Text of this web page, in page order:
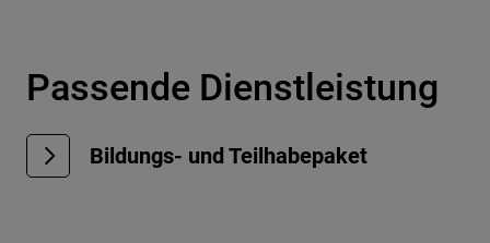
Passende Dienstleistung
Bildungs- und Teilhabepaket